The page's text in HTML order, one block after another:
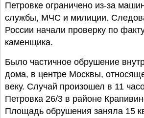
Петровке ограничено из-за
службы, МЧС и милиции.
России начали проверку по
каменщика.
Было частичное обрушение
дома, в центре Москвы,
веку. Случай произошел в 11
Петровка 26/3 в районе
Площадь обрушения заняла 15